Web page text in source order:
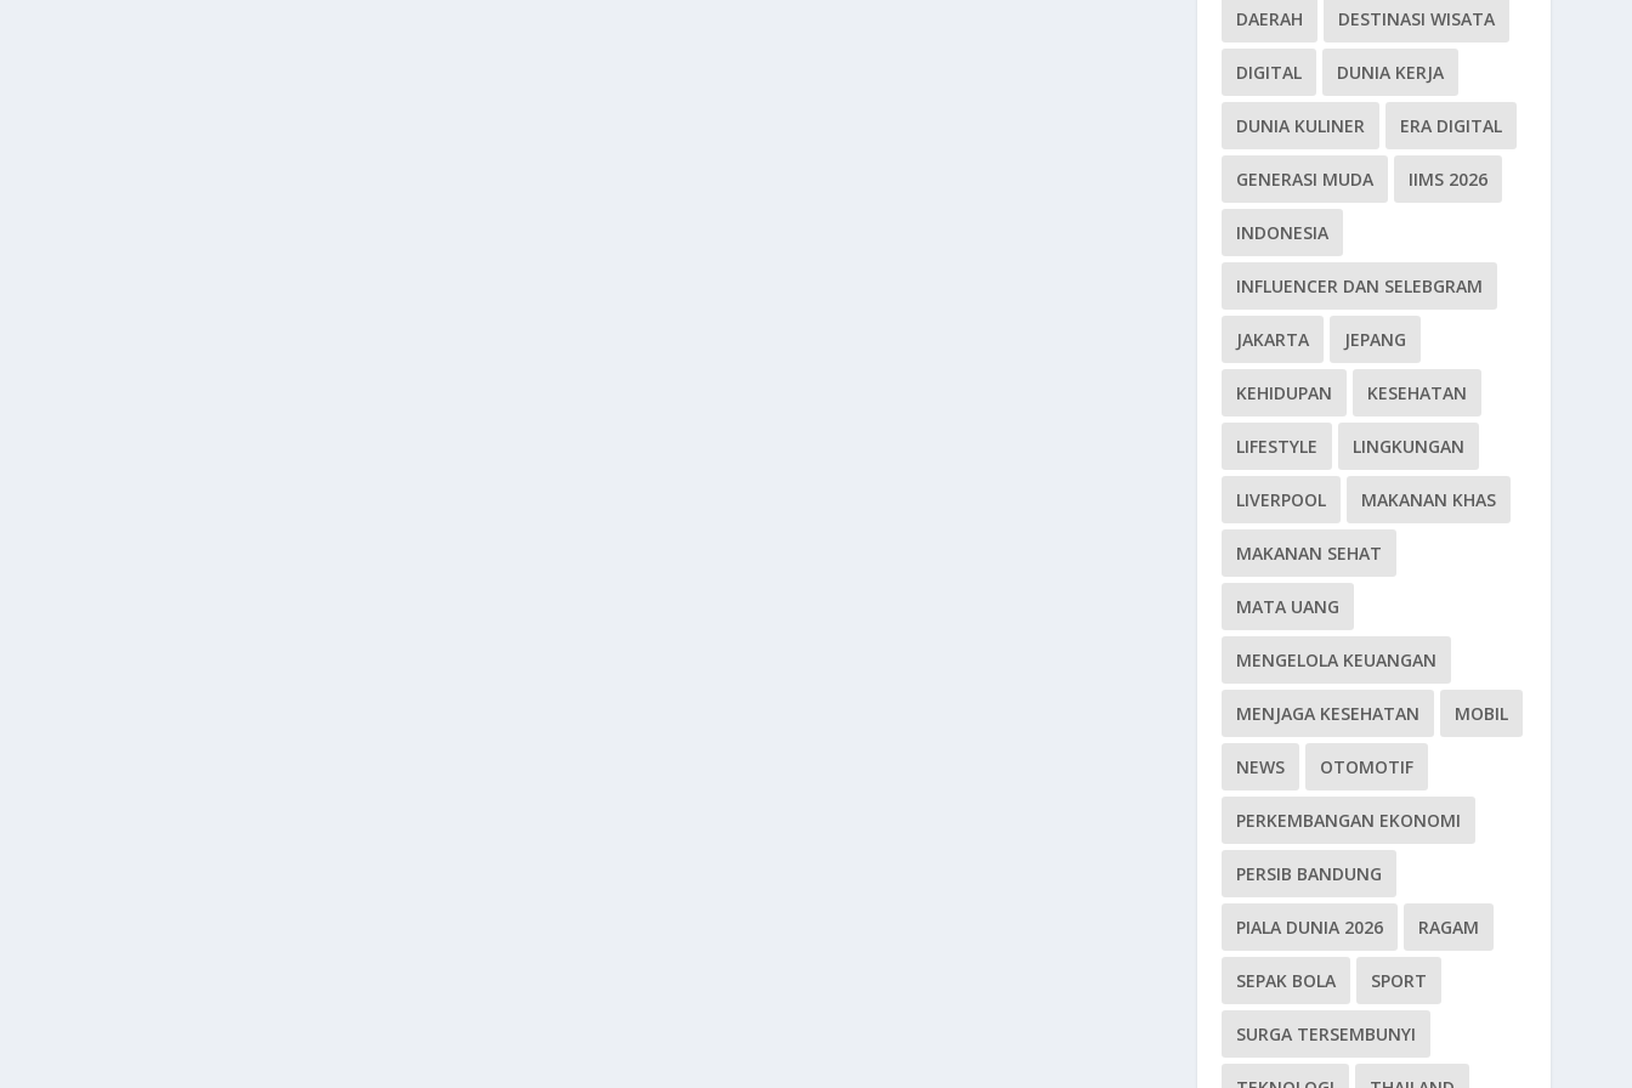
DAERAH DESTINASI WISATA
DIGITAL DUNIA KERJA
DUNIA KULINER ERA DIGITAL
GENERASI MUDA IIMS 2026
INDONESIA
INFLUENCER DAN SELEBGRAM
JAKARTA JEPANG
KEHIDUPAN KESEHATAN
LIFESTYLE LINGKUNGAN
LIVERPOOL MAKANAN KHAS
MAKANAN SEHAT
MATA UANG
MENGELOLA KEUANGAN
MENJAGA KESEHATAN MOBIL
NEWS OTOMOTIF
PERKEMBANGAN EKONOMI
PERSIB BANDUNG
PIALA DUNIA 2026 RAGAM
SEPAK BOLA SPORT
SURGA TERSEMBUNYI